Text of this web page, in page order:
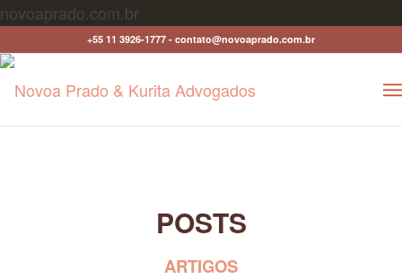
novoaprado.com.br
+55 11 3926-1777 - contato@novoaprado.com.br
POSTS
ARTIGOS